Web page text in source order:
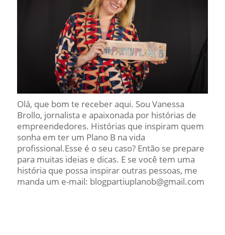
Olá, que bom te receber aqui. Sou Vanessa
Brollo, jornalista e apaixonada por histórias de
empreendedores. Histórias que inspiram quem
sonha em ter um Plano B na vida
profissional.Esse é o seu caso? Então se prepare
para muitas ideias e dicas. E se você tem uma
história que possa inspirar outras pessoas, me
manda um e-mail: blogpartiuplanob@gmail.com